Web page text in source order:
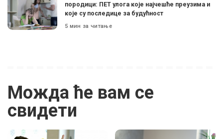
породици: ПЕТ улога које најчешће преузима и
које су последице за будућност
5 мин за читање
Можда ће вам се
свидети